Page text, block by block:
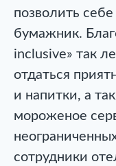
позволить
бумажник.
inclusive» так
отдаться
и напитки, а
мороженое
сотрудники